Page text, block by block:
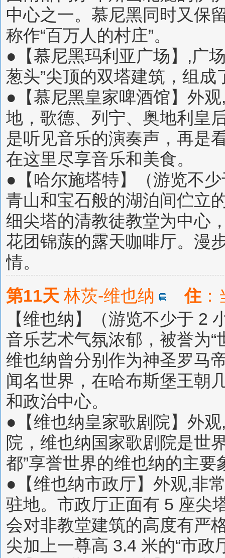
中心之一。慕尼黑同时又保
称作“百万人的村庄”。
●【慕尼黑玛利亚广场】,广
葱头”尖顶的双塔建筑，组
●【慕尼黑皇家啤酒馆】外
地，歌德、列宁、奥地利皇
是听见音乐的演奏声，再是
在这里尽享音乐和美食。
●【哈尔施塔特】（游览不
青山和宝石般的湖泊间伫立
细尖塔的清教徒教堂为中心
花团锦蔟的露天咖啡厅。漫
情。
第11天 林茨-维也纳 住
【维也纳】（游览不少于 2
音乐艺术气氛浓郁，被誉为
维也纳曾分别作为神圣罗马
闻名世界，在哈布斯堡王朝
和政治中心。
●【维也纳皇家歌剧院】外
院，维也纳国家歌剧院是世
都”享誉世界的维也纳的主要
●【维也纳市政厅】外观,非
驻地。市政厅正面有 5 座尖
会对非教堂建筑的高度有严
尖加上一尊高 3.4 米的“市